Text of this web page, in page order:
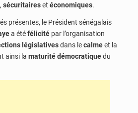
, sécuritaireset économiques.
présentes, le Président sénégalais
a étéfélicité par l’organisation
législativesdans lecalmeet la
ainsi la maturité démocratiquedu